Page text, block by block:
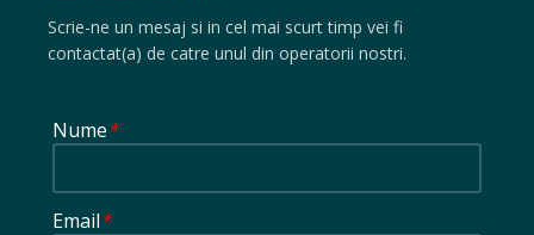
Scrie-ne un mesaj si in cel mai scurt timp vei fi
contactat(a) de catre unul din operatorii nostri.
Nume*
Email*